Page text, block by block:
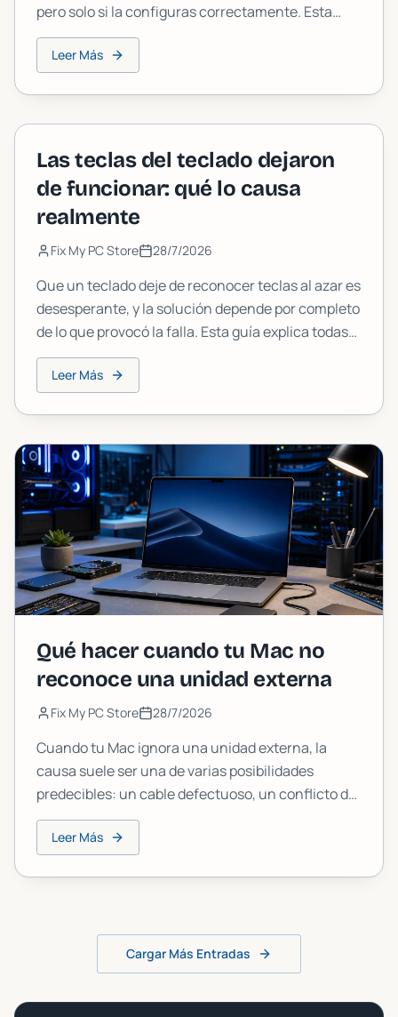
pero solo si la configuras correctamente. Esta
guía explica cómo funciona realmente la MFA, qué
métodos son más sólidos y qué errores de
Leer Más
Las teclas del teclado dejaron
de funcionar: qué lo causa
realmente
Fix My PC Store 28/7/2026
Que un teclado deje de reconocer teclas al azar es
desesperante, y la solución depende por completo
de lo que provocó la falla. Esta guía explica todas
las causas reales, desde teclas modificadoras
atascadas hasta fallas de hardware, para que
Leer Más
Qué hacer cuando tu Mac no
reconoce una unidad externa
Fix My PC Store 28/7/2026
Cuando tu Mac ignora una unidad externa, la
causa suele ser una de varias posibilidades
predecibles: un cable defectuoso, un conflicto de
formato, una unidad en reposo o un error más
profundo del disco. Sigue estos pasos en orden y
Leer Más
Cargar Más Entradas